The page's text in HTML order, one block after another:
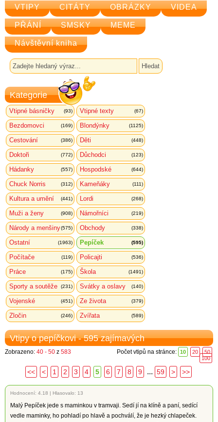
VTIPY CITÁTY OBRÁZKY VIDEA
PŘÁNÍ SMSKY MEME
Návštěvní kniha
Kategorie
Vtipné básničky (93) Vtipné texty (67)
Bezdomovci (169) Blondýnky (1125)
Cestování (386) Děti (448)
Doktoři (772) Důchodci (123)
Hádanky (557) Hospodské (644)
Chuck Norris (312) Kameňáky (111)
Kultura a umění (441) Lordi (268)
Muži a ženy (908) Námořníci (219)
Národy a menšiny(575) Obchody (338)
Ostatní (1963) Pepíček (595)
Počítače (119) Policajti (536)
Práce (175) Škola (1491)
Sporty a soutěže (231) Svátky a oslavy (140)
Vojenské (451) Ze života (379)
Zločin (246) Zvířata (589)
Vtipy o pepíčkovi - 595 zajímavých
Zobrazeno: 40 - 50 z 583 Počet vtipů na stránce: 10 20
50
100
<< < 1 2 3 4 5 6 7 8 9 ... 59 > >>
Hodnocení: 4.18 | Hlasovalo: 13
Malý Pepíček jede s maminkou v tramvaji. Sedí jí na klíně a paní, sedící
vedle maminky, ho pohladí po hlavě a pochválí, že je hezký chlapeček.